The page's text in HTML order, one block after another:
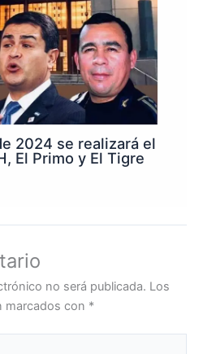
2024 se realizará el
El Primo y El Tigre
no será publicada. Los
marcados con *